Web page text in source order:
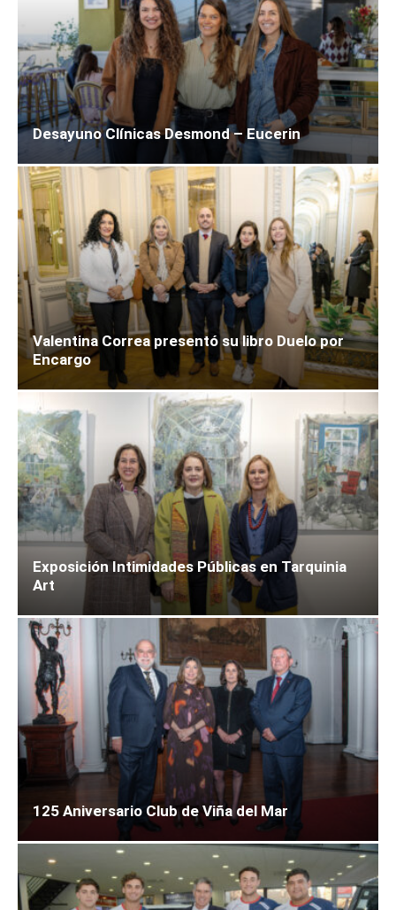
Desayuno Clínicas Desmond – Eucerin
Valentina Correa presentó su libro Duelo por
Encargo
Exposición Intimidades Públicas en Tarquinia
Art
125 Aniversario Club de Viña del Mar